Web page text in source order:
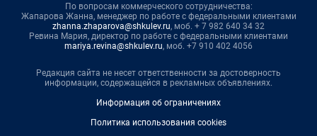
По вопросам коммерческого сотрудничества:
Жапарова Жанна, менеджер по работе с федеральными клиентами
zhanna.zhaparova@shkulev.ru, моб. + 7 982 640 34 32
Ревина Мария, директор по работе с федеральными клиентами
mariya.revina@shkulev.ru, моб. +7 910 402 4056
Редакция сайта не несет ответственности за достоверность
информации, содержащейся в рекламных объявлениях.
Информация об ограничениях
Политика использования cookies